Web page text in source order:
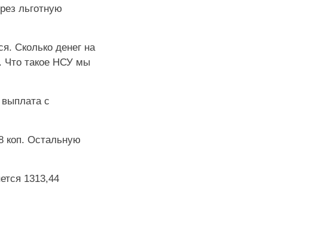
льготную
Сколько денег на
Что такое НСУ мы
с
коп. Остальную
1313,44